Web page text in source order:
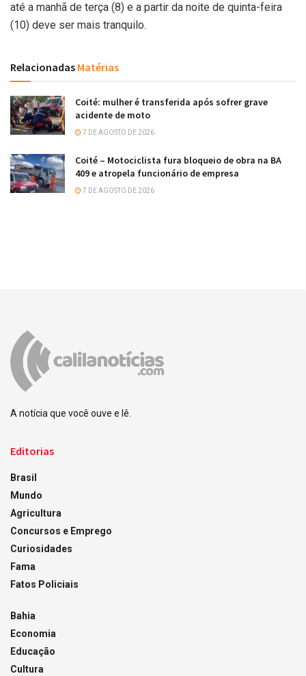
até a manhã de terça (8) e a partir da noite de quinta-feira
(10) deve ser mais tranquilo.
Relacionadas Matérias
Coité: mulher é transferida após sofrer grave
acidente de moto
7 DE AGOSTO DE 2026
Coité – Motociclista fura bloqueio de obra na BA
409 e atropela funcionário de empresa
7 DE AGOSTO DE 2026
A notícia que você ouve e lê.
Editorias
Brasil
Mundo
Agricultura
Concursos e Emprego
Curiosidades
Fama
Fatos Policiais
Bahia
Economia
Educação
Cultura